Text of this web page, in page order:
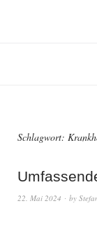
Schlagwort:
22. Mai 2024 by